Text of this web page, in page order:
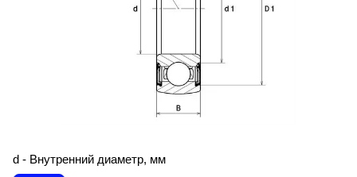
d - Внутренний диаметр, мм